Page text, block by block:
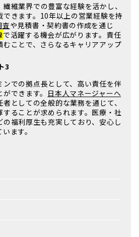
繊維業界での豊富な経験を活かし、
きます。 10年以上の営業経験を持
査や見積書・契約書の作成を通じ
で活躍する機会が広がります。責任
むことで、さらなるキャリアアップ
3
ンでの拠点長として、 高い責任を伴
できます。 日本人マネージャーへ
者としての全般的な業務を通じて、
することが求められます。医療・社
福利厚生も充実しており、安心し
ます。